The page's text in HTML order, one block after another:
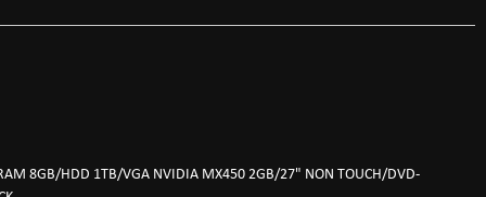
8GB/HDD 1TB/VGA NVIDIA MX450 2GB/27" NON TOUCH/DVD-